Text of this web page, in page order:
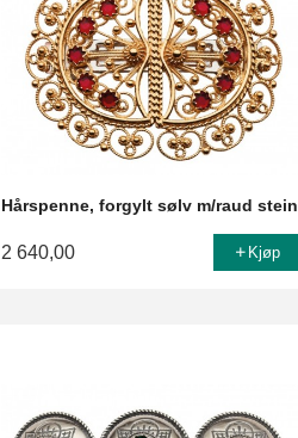
Hårspenne, forgylt sølv m/raud stein
2 640,00 Kjøp